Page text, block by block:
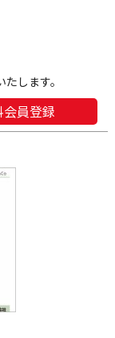
します。
会員登録